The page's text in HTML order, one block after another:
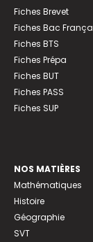
Fiches Brevet
Fiches Bac
Fiches BTS
Fiches Prépa
Fiches BUT
Fiches PASS
Fiches SUP
NOS MATIÈRES
Mathématiques
Histoire
Géographie
SVT